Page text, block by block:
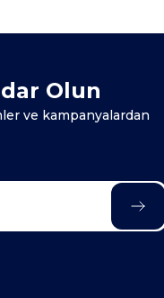
Olun
ve kampanyalardan